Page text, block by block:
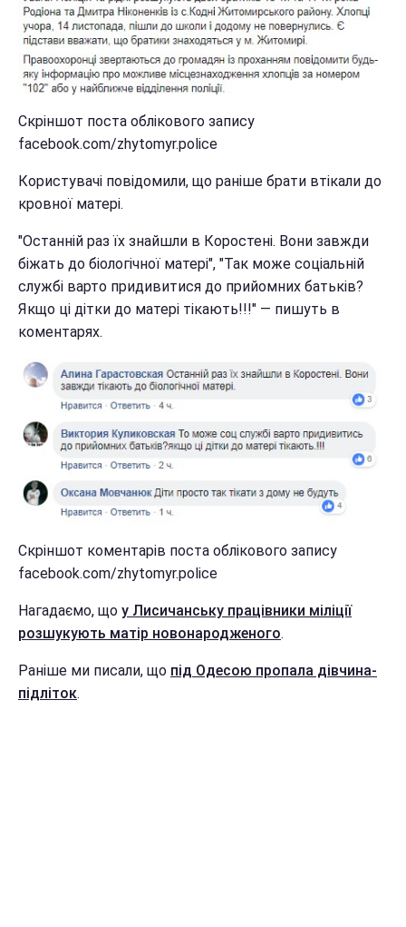
Скріншот поста облікового запису
facebook.com/zhytomyr.police
Користувачі повідомили, що раніше брати втікали до
кровної матері.
"Останній раз їх знайшли в Коростені. Вони завжди
біжать до біологічної матері", "Так може соціальній
службі варто придивитися до прийомних батьків?
Якщо ці дітки до матері тікають!!!" — пишуть в
коментарях.
Скріншот коментарів поста облікового запису
facebook.com/zhytomyr.police
Нагадаємо, що у Лисичанську працівники міліції
розшукують матір новонародженого.
Раніше ми писали, що під Одесою пропала дівчина-
підліток.